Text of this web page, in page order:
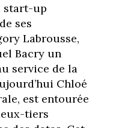
start-up
ses
Labrousse,
Bacry un
service de la
Chloé
est entourée
tiers